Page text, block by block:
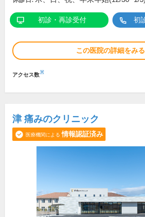
初診・再診受付 初
この医院の詳細をみる
アクセス数※
津 痛みのクリニック
医療機関による 情報認証済み